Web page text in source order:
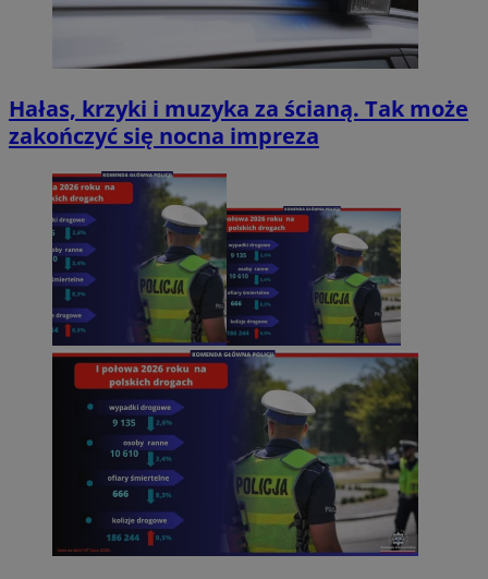
Hałas, krzyki i muzyka za ścianą. Tak może
zakończyć się nocna impreza